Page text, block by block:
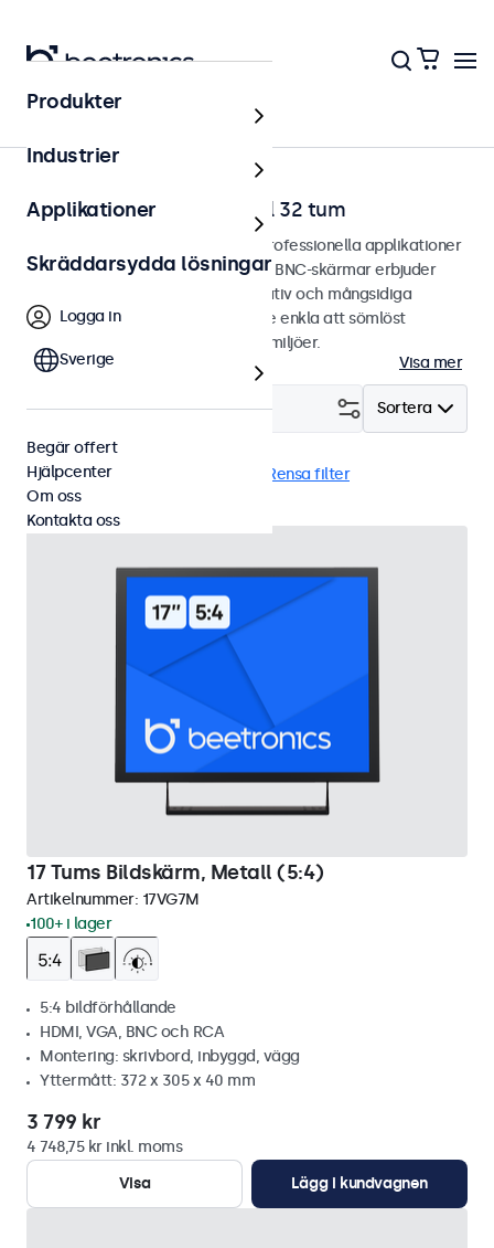
Hem
BNC-bildskärmar från 7 till 32 tum
BNC-bildskärmar designade för professionella applikationer
och kontinuerlig användning. Våra BNC-skärmar erbjuder
omfattande konfigurationsalternativ och mångsidiga
monteringsalternativ, vilket gör de enkla att sömlöst
integrera i alla applikationer och miljöer.
Visa mer
Sortera
Filtrera (8)
BNC (CVBS) Rensa filter
17 Tums Bildskärm, Metall (5:4)
Artikelnummer: 17VG7M
100+ i lager
5:4 bildförhållande
HDMI, VGA, BNC och RCA
Montering: skrivbord, inbyggd, vägg
Yttermått: 372 x 305 x 40 mm
3 799 kr
4 748,75 kr inkl. moms
Visa
Lägg i kundvagnen
Produkter
Industrier
Applikationer
Skräddarsydda lösningar
Logga in
Sverige
Begär offert
Hjälpcenter
Om oss
Kontakta oss